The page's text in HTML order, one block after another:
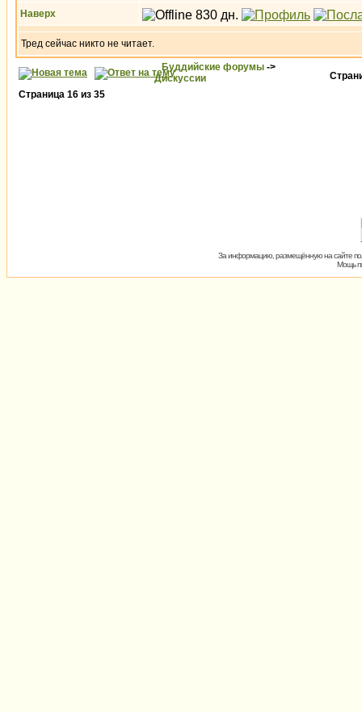
Наверх
Тред сейчас никто не читает.
Буддийские форумы ->
Дискуссии
Страница 16 из 35
За информацию, размещённую на сайте
Мощь